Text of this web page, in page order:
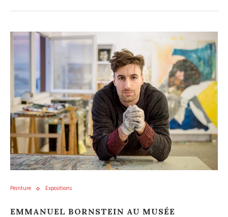
Peinture Expositions
EMMANUEL BORNSTEIN AU MUSÉE